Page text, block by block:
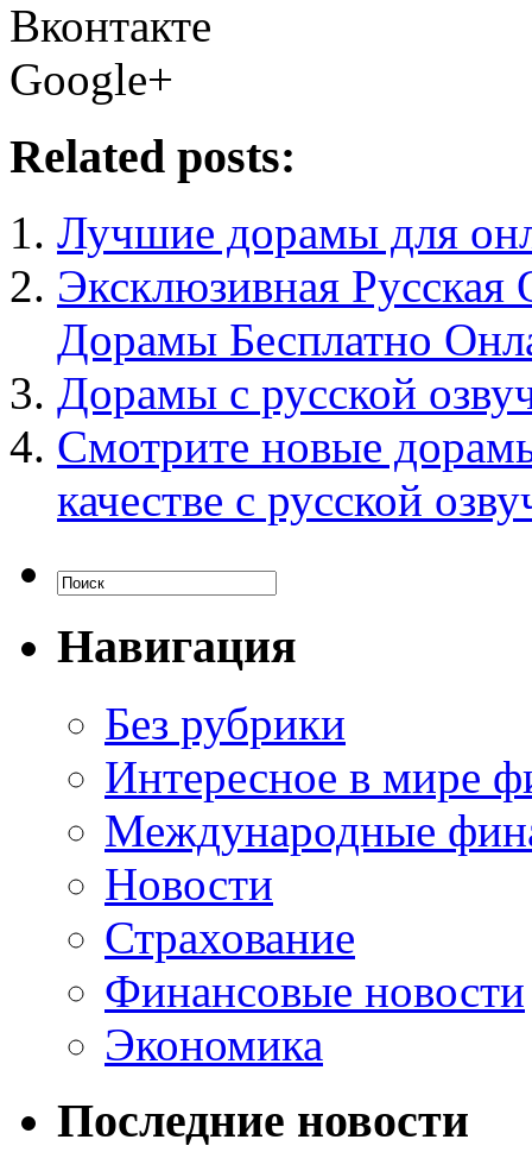
Вконтакте
Google+
Related posts:
Лучшие дорамы для
Эксклюзивная
Дорамы Бесплатно
Дорамы с русской
Смотрите новые
качестве с русской
Навигация
Без рубрики
Интересное в мире
Международные
Новости
Страхование
Финансовые новости
Экономика
Последние новости